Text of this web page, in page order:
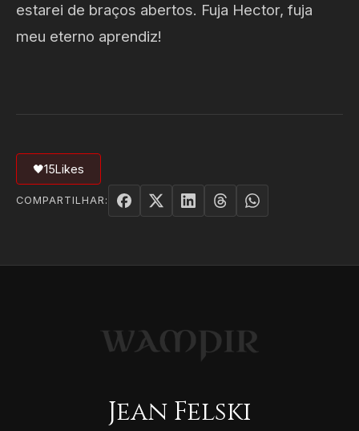
estarei de braços abertos. Fuja Hector, fuja
meu eterno aprendiz!
🖤15Likes
COMPARTILHAR:
Jean Felski